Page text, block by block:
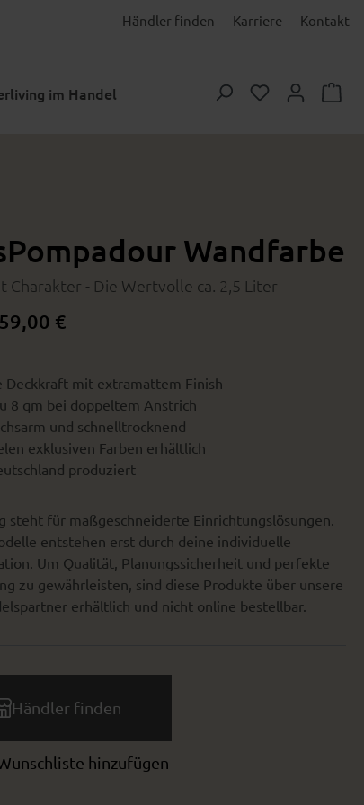
Händler finden Karriere Kontakt
im Handel Du hast 0
Wandfarbe
Charakter - Die Wertvolle ca. 2,5 Liter
59,00 €
Deckkraft mit extramattem Finish
8 qm bei doppeltem Anstrich
und schnelltrocknend
exklusiven Farben erhältlich
produziert
steht für maßgeschneiderte Einrichtungslösungen.
entstehen erst durch deine individuelle
Um Qualität, Planungssicherheit und perfekte
zu gewährleisten, sind diese Produkte über unsere
erhältlich und nicht online bestellbar.
Händler finden
hinzufügen